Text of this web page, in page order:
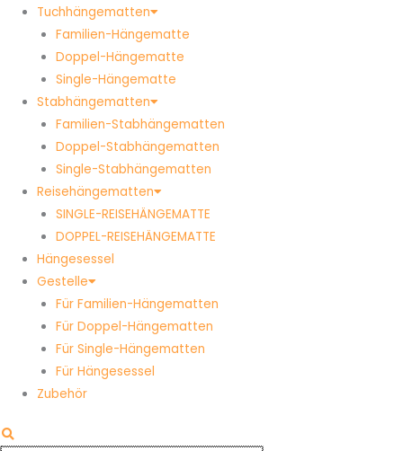
Tuchhängematten
Familien-Hängematte
Doppel-Hängematte
Single-Hängematte
Stabhängematten
Familien-Stabhängematten
Doppel-Stabhängematten
Single-Stabhängematten
Reisehängematten
SINGLE-REISEHÄNGEMATTE
DOPPEL-REISEHÄNGEMATTE
Hängesessel
Gestelle
Für Familien-Hängematten
Für Doppel-Hängematten
Für Single-Hängematten
Für Hängesessel
Zubehör